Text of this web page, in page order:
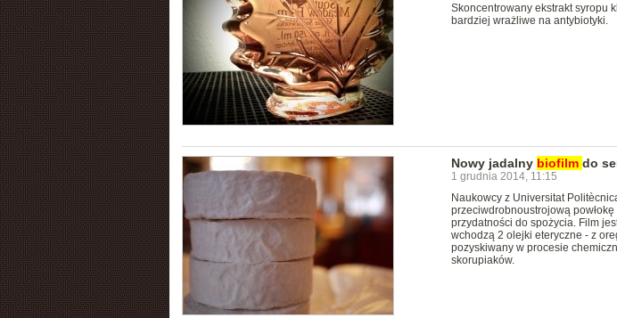
Skoncentrowany ekstrakt syropu
bardziej wrażliwe na antybiotyki.
Nowy jadalny biofilm do
1 grudnia 2014, 11:15
Naukowcy z Universitat
przeciwdrobnoustrojową
przydatności do spożycia. Film
wchodzą 2 olejki eteryczne - z
pozyskiwany w procesie
skorupiaków.